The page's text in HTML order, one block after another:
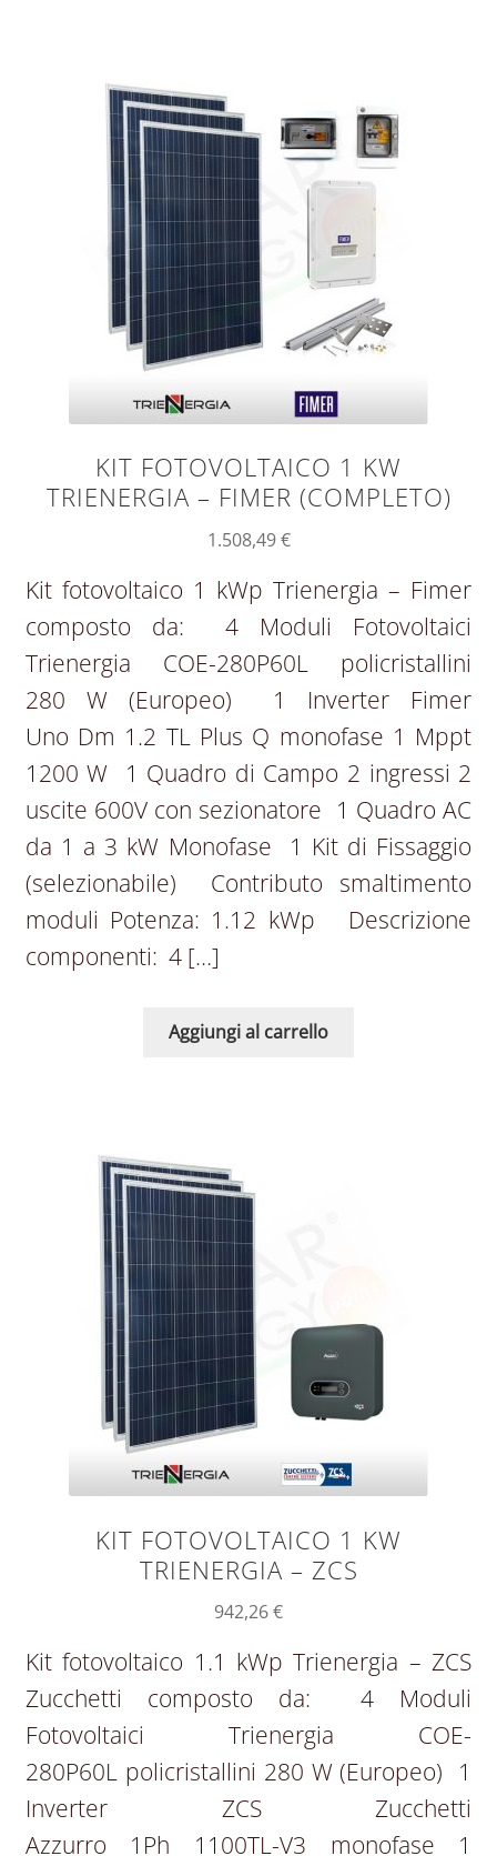
KIT FOTOVOLTAICO 1 KW
TRIENERGIA – FIMER (COMPLETO)
1.508,49€
Kit fotovoltaico 1 kWp Trienergia – Fimer
composto da: 4 Moduli Fotovoltaici
Trienergia COE-280P60L policristallini
280 W (Europeo) 1 Inverter Fimer
Uno Dm 1.2 TL Plus Q monofase 1 Mppt
1200 W 1 Quadro di Campo 2 ingressi 2
uscite 600V con sezionatore 1 Quadro AC
da 1 a 3 kW Monofase 1 Kit di Fissaggio
(selezionabile) Contributo smaltimento
moduli Potenza: 1.12 kWp Descrizione
componenti: 4 […]
Aggiungi al carrello
KIT FOTOVOLTAICO 1 KW
TRIENERGIA – ZCS
942,26€
Kit fotovoltaico 1.1 kWp Trienergia – ZCS
Zucchetti composto da: 4 Moduli
Fotovoltaici Trienergia COE-
280P60L policristallini 280 W (Europeo) 1
Inverter ZCS Zucchetti
Azzurro 1Ph 1100TL-V3 monofase 1